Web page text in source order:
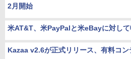
2月開始
米AT&T、米PayPalと米eBayに対し
Kazaa v2.6が正式リリース、有料コ